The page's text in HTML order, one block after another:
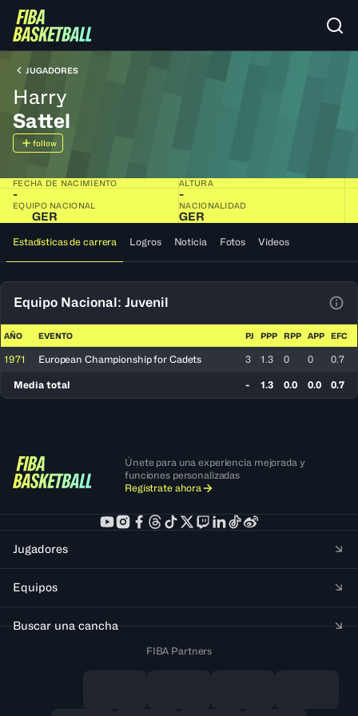
JUGADORES
Harry
Sattel
follow
FECHA DE NACIMIENTO
-
ALTURA
-
EQUIPO NACIONAL
GER
NACIONALIDAD
GER
Estadísticas de carrera Logros Noticia Fotos Videos
Equipo Nacional: Juvenil
AÑO EVENTO PJ PPP RPP APP EFC
1971 European Championship for Cadets 3 1.3 0 0 0.7
Media total - 1.3 0.0 0.0 0.7
Únete para una experiencia mejorada y
funciones personalizadas
Regístrate ahora
Jugadores
Equipos
Buscar una cancha
FIBA Partners